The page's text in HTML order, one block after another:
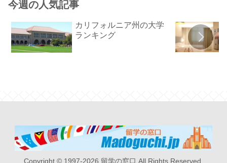
今週の人気記事
カリフォルニア州の大学
ランキング
Copyright © 1997-2026 留学の窓口 All Rights Reserved.